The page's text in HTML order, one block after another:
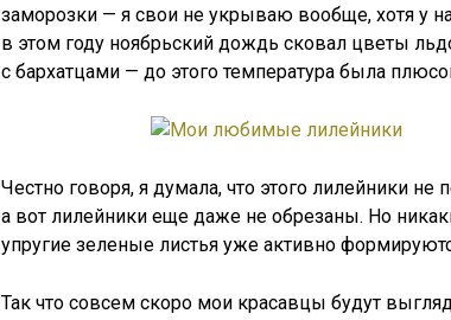
заморозки — я свои не укрываю вообще, хотя у
в этом году ноябрьский дождь сковал цветы
с бархатцами — до этого температура была
Честно говоря, я думала, что этого лилейники
а вот лилейники еще даже не обрезаны. Но
упругие зеленые листья уже активно
Так что совсем скоро мои красавцы будут